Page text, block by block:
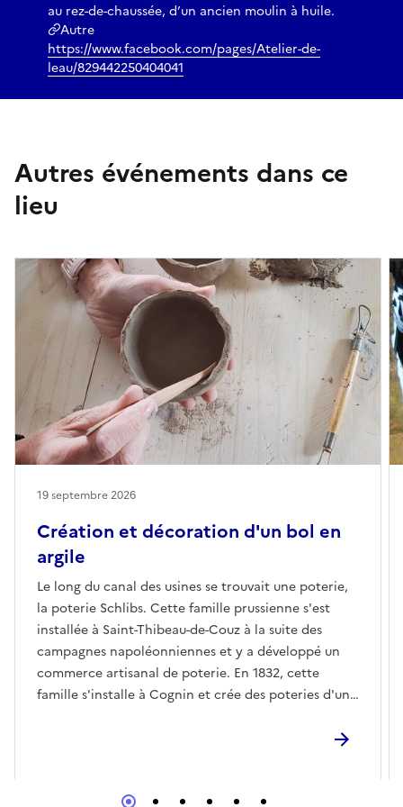
au rez-de-chaussée, d’un ancien moulin à huile.
Autre
https://www.facebook.com/pages/Atelier-de-
leau/829442250404041
Autres événements dans ce
lieu
Création et décoration d'un bol en
argile
Le long du canal des usines se trouvait une poterie,
la poterie Schlibs. Cette famille prussienne s'est
installée à Saint-Thibeau-de-Couz à la suite des
campagnes napoléonniennes et y a développé un
commerce artisanal de poterie. En 1832, cette
famille s'installe à Cognin et crée des poteries d'un
artisanale ainsi que ce savoir-faire l'Atelier de l'eau
façonnera à la main un bol en argile.Pendant un
19 septembre 2026